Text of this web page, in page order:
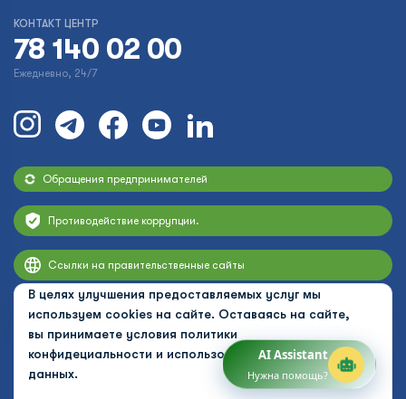
В целях улучшения предоставляемых услуг мы
используем cookies на сайте. Оставаясь на сайте,
вы принимаете условия политики
конфидециальности и использования персональных
данных.
КОНТАКТ ЦЕНТР
78 140 02 00
Ежедневно, 24/7
Обращения предпринимателей
Противодействие коррупции.
Ссылки на правительственные сайты
AI Assistant
Нужна помощь?